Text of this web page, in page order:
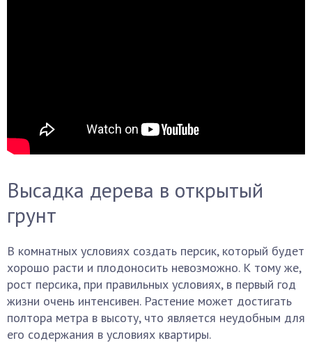
Высадка дерева в открытый
грунт
В комнатных условиях создать персик, который будет
хорошо расти и плодоносить невозможно. К тому же,
рост персика, при правильных условиях, в первый год
жизни очень интенсивен. Растение может достигать
полтора метра в высоту, что является неудобным для
его содержания в условиях квартиры.